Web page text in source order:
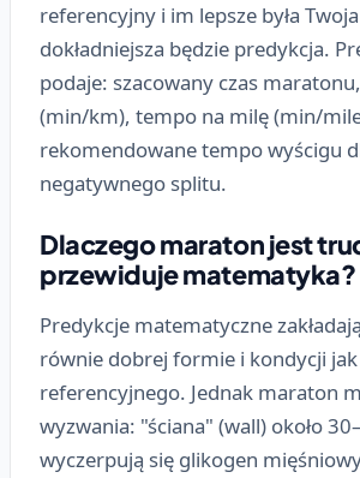
referencyjny i im lepsze była
dokładniejsza będzie predykcja.
podaje: szacowany czas
(min/km), tempo na milę (min/
rekomendowane tempo wyścigu
negatywnego splitu.
Dlaczego maraton jest
przewiduje matematyka?
Predykcje matematyczne
równie dobrej formie i kondycji
referencyjnego. Jednak maraton
wyzwania: "ściana" (wall) około
wyczerpują się glikogen